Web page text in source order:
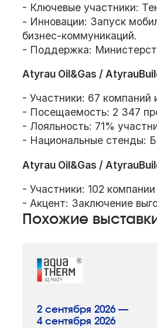
- Ключевые участники:
- Инновации: Запуск
бизнес-коммуникаций.
- Поддержка:
Atyrau Oil&Gas /
- Участники: 67
- Посещаемость: 2 347
- Лояльность: 71%
- Национальные стенды:
Atyrau Oil&Gas /
- Участники: 102
- Акцент: Заключение
Похожие
2 сентября 2026 —
4 сентября 2026